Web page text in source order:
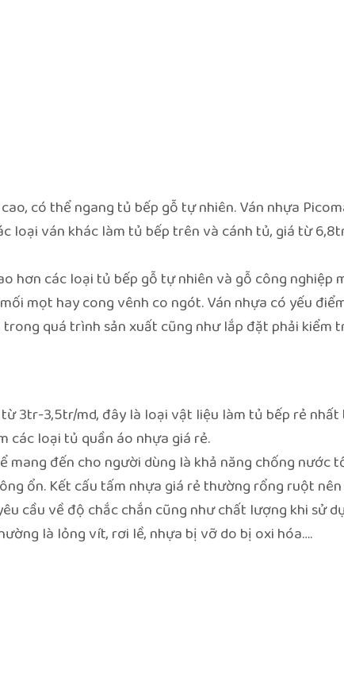
có thể ngang tủ bếp gỗ tự nhiên. Ván nhựa
loại ván khác làm tủ bếp trên và cánh tủ, giá từ
hơn các loại tủ bếp gỗ tự nhiên và gỗ công nghiệp
mọt hay cong vênh co ngót. Ván nhựa có yếu
quá trình sản xuất cũng như lắp đặt phải kiểm
3tr-3,5tr/md, đây là loại vật liệu làm tủ bếp rẻ
các loại tủ quần áo nhựa giá rẻ.
đến cho người dùng là khả năng chống nước
ổn. Kết cấu tấm nhựa giá rẻ thường rổng ruột
cầu về độ chắc chắn cũng như chất lượng khi sử
là lỏng vít, rơi lề, nhựa bị vỡ do bị oxi hóa….